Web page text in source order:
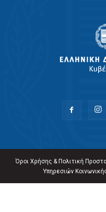
Όροι Χρήσης & Πολιτική
Υπηρεσιών